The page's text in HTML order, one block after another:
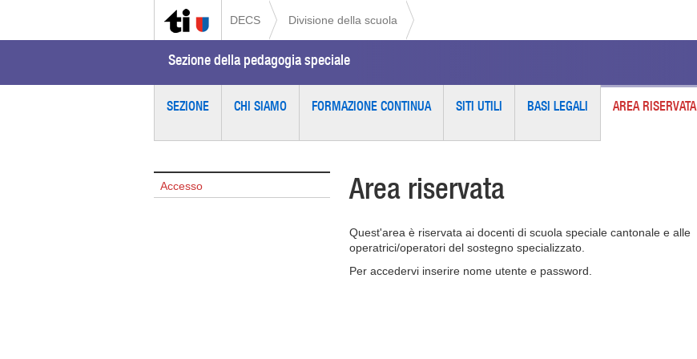
DECS Divisione della scuola
Sezione della pedagogia speciale
SEZIONE CHI SIAMO FORMAZIONE CONTINUA SITI UTILI BASI LEGALI AREA RISERVATA
Accesso Area riservata
Quest'area è riservata ai docenti di scuola speciale cantonale e alle
operatrici/operatori del sostegno specializzato.
Per accedervi inserire nome utente e password.